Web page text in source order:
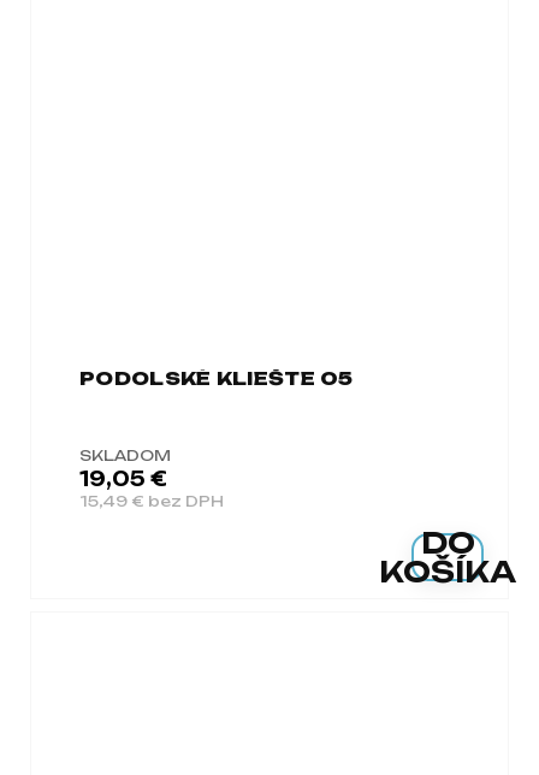
PODOLSKÉ KLIEŠTE 05
SKLADOM
15,49 € bez DPH
19,05 €
DO
KOŠÍKA